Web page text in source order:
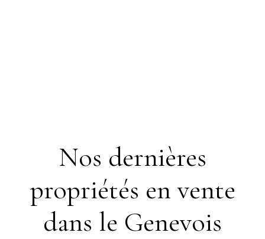
Nos dernières
propriétés en vente
dans le Genevois